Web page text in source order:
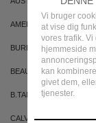
Vi bruger
at vise dig
vores trafik.
hjemmeside
kan
givet dem,
tjenester.
AMERICAN CREW
BURBERRY
BEAUTE PACIFIQUE
B.TAN
CALVIN KLEIN